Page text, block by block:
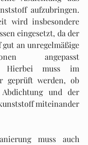
aufzubringen.
wird insbesondere
eingesetzt, da der
an unregelmäßige
angepasst
Hierbei muss im
geprüft werden, ob
Abdichtung und der
miteinander
muss auch